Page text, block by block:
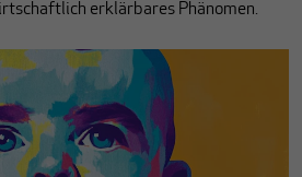
erklärbares Phänomen.